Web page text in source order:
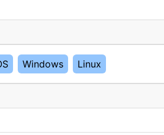
Windows Linux